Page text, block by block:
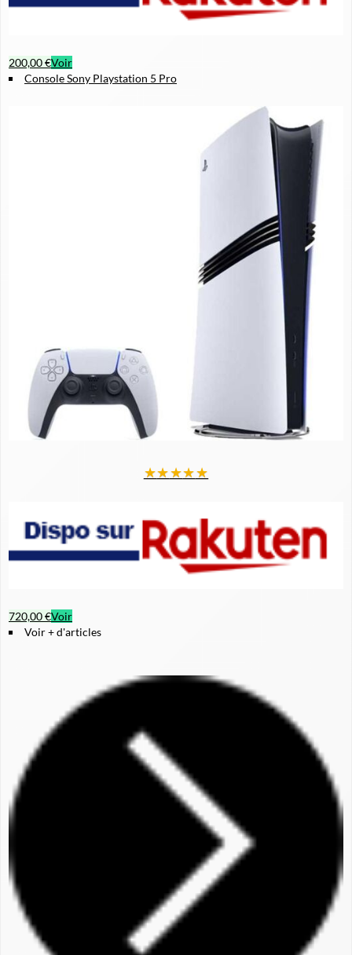
200,00 €Voir
Console Sony Playstation 5 Pro
★★★★★
720,00 €Voir
Voir + d'articles